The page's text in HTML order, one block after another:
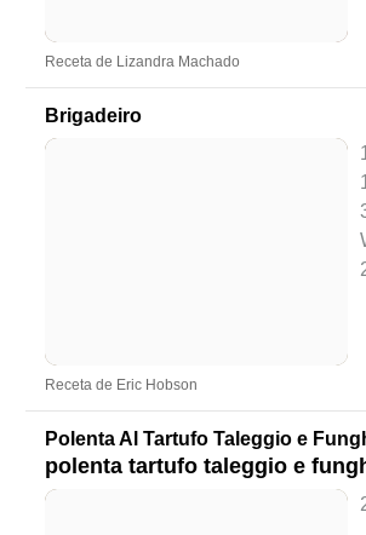
Receta de Lizandra Machado
Brigadeiro
Receta de Eric Hobson
Polenta Al Tartufo Taleggio e
polenta tartufo taleggio e